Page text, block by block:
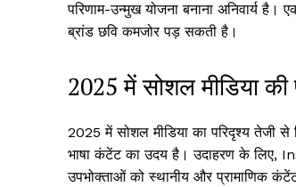
परिणाम-उन्मुख योजना बनाना अनिवार्य
ब्रांड छवि कमजोर पड़ सकती है।
2025 में सोशल मीडिया की
2025 में सोशल मीडिया का परिदृश्य तेजी से
भाषा कंटेंट का उदय है। उदाहरण के लिए,
उपभोक्ताओं को स्थानीय और प्रामाणिक